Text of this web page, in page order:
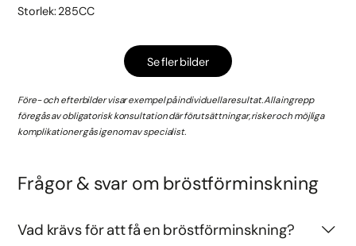
Storlek: 285CC
Se fler bilder
Före- och efterbilder visar exempel på individuella resultat. Alla ingrepp
föregås av obligatorisk konsultation där förutsättningar, risker och möjliga
komplikationer gås igenom av specialist.
Frågor & svar om bröstförminskning
Vad krävs för att få en bröstförminskning?